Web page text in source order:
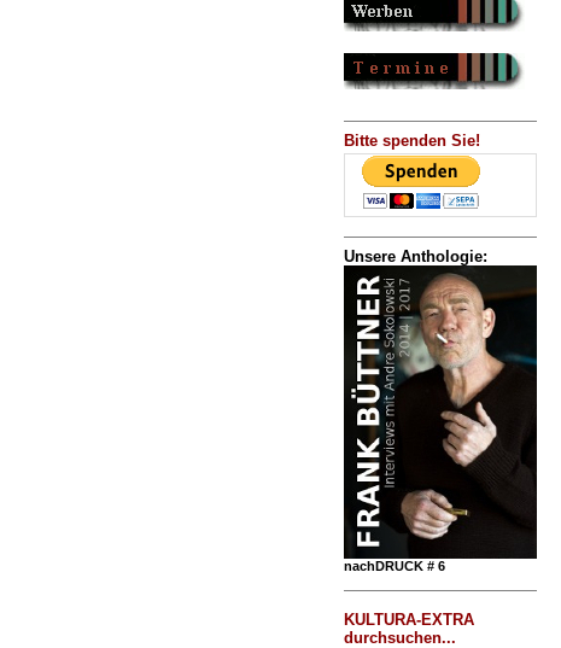
Bitte spenden Sie!
Unsere Anthologie:
nachDRUCK # 6
KULTURA-EXTRA
durchsuchen...